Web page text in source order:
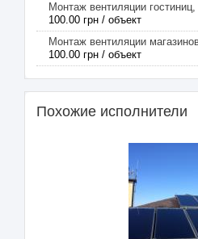
Монтаж вентиляции
100.00 грн / объект
Монтаж вентиляции
100.00 грн / объект
Похожие исполнители